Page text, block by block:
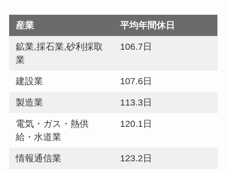
産業 平均年間休日
鉱業,採石業,砂利採取
業
106.7日
建設業 107.6日
製造業 113.3日
電気・ガス・熱供
給・水道業
120.1日
情報通信業 123.2日